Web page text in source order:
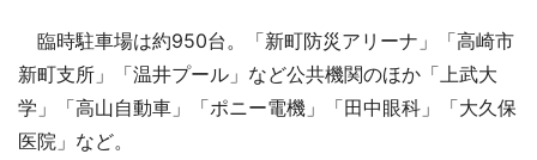
臨時駐車場は約950台。「新町防災アリーナ」「高崎市
新町支所」「温井プール」など公共機関のほか「上武大
学」「高山自動車」「ポニー電機」「田中眼科」「大久保
医院」など。